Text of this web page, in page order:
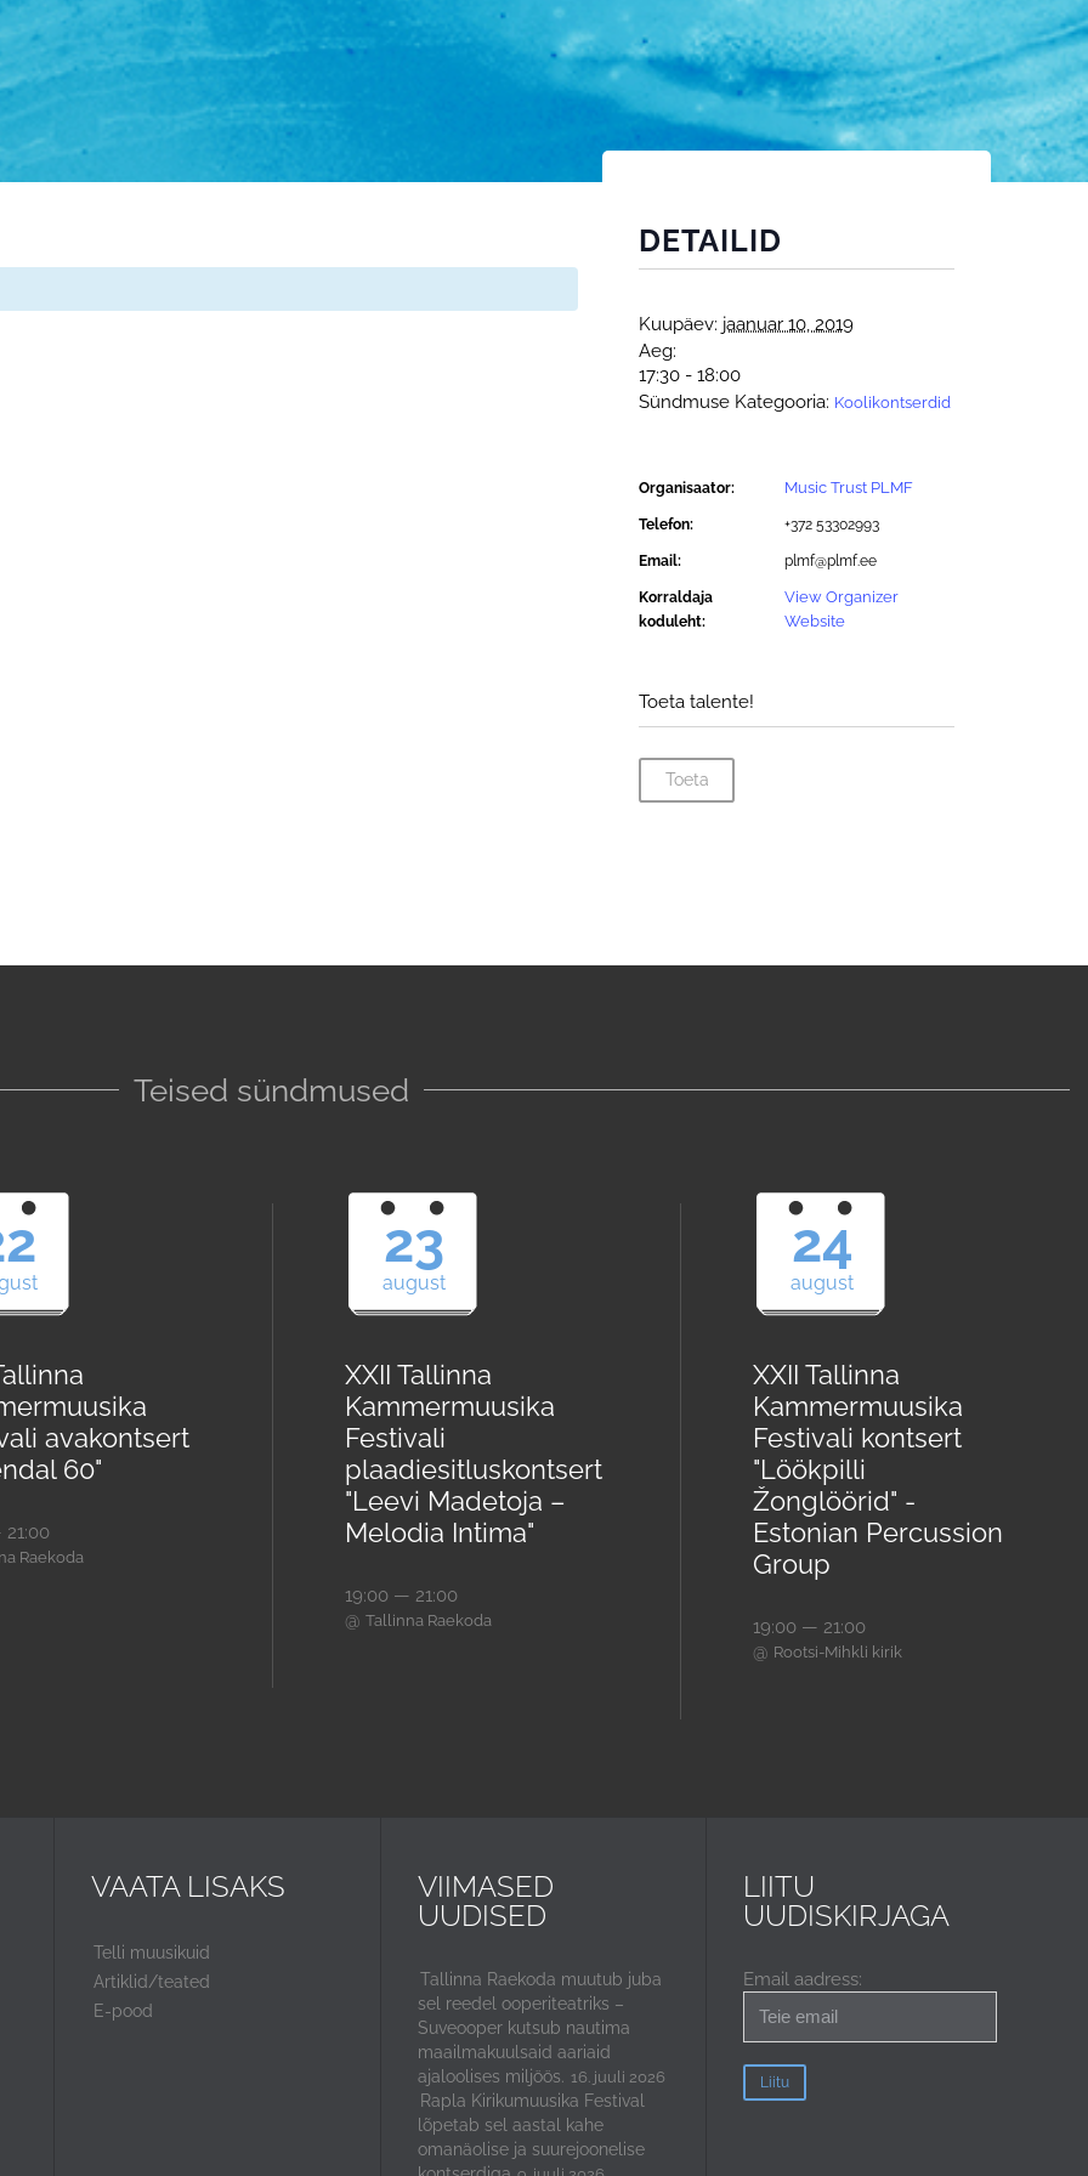
DETAILID
Kuupäev: jaanuar 10, 2019
Aeg:
17:30 - 18:00
Sündmuse Kategooria: Koolikontserdid
Organisaator: Music Trust PLMF
Telefon: +372 53302993
Email: plmf@plmf.ee
Korraldaja
koduleht:
View Organizer
Website
Toeta talente!
Toeta
Teised sündmused
avakontsert
60"
Raekoda
23
august
XXII Tallinna
Kammermuusika
Festivali
plaadiesitluskontsert
"Leevi Madetoja –
Melodia Intima"
19:00 — 21:00
@ Tallinna Raekoda
24
august
XXII Tallinna
Kammermuusika
Festivali kontsert
"Löökpilli
Žonglöörid" -
Estonian Percussion
Group
19:00 — 21:00
@ Rootsi-Mihkli kirik
VAATA LISAKS
Telli muusikuid
Artiklid/teated
E-pood
VIIMASED
UUDISED
Tallinna Raekoda muutub juba
sel reedel ooperiteatriks –
Suveooper kutsub nautima
maailmakuulsaid aariaid
ajaloolises miljöös. 16. juuli 2026
Rapla Kirikumuusika Festival
lõpetab sel aastal kahe
omanäolise ja suurejoonelise
LIITU
UUDISKIRJAGA
Email aadress: